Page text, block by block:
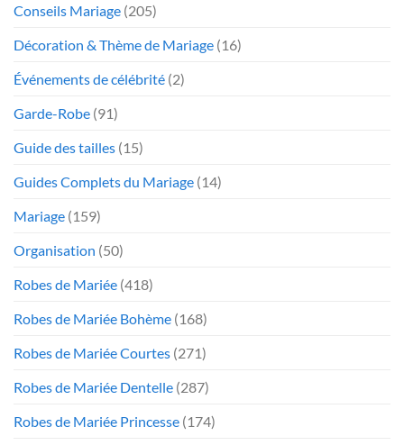
Conseils Mariage (205)
Décoration & Thème de Mariage (16)
Événements de célébrité (2)
Garde-Robe (91)
Guide des tailles (15)
Guides Complets du Mariage (14)
Mariage (159)
Organisation (50)
Robes de Mariée (418)
Robes de Mariée Bohème (168)
Robes de Mariée Courtes (271)
Robes de Mariée Dentelle (287)
Robes de Mariée Princesse (174)